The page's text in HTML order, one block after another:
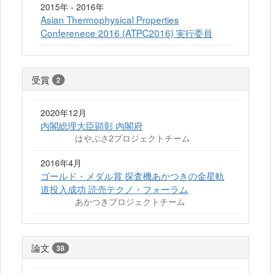
2015年 - 2016年
Asian Thermophysical Properties
Conferenece 2016 (ATPC2016) 実行委員
受賞 2
2020年12月
内閣総理大臣顕彰 内閣府
はやぶさ2プロジェクトチーム
2016年4月
ゴールド・メダル賞 探査機あかつきの金星軌
道投入成功 読売テクノ・フォーラム
あかつきプロジェクトチーム
論文 38